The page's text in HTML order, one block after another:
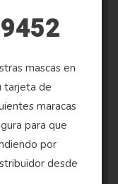
mascas en
tarjeta de
maracas
para que
por
desde